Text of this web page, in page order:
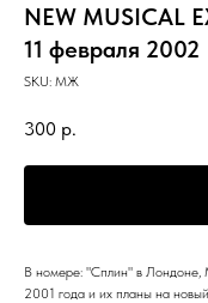
NEW MUSICAL
11 февраля 2002
SKU: МЖ
300 р.
В номере: "Сплин" в Лондоне,
2001 года и их планы на